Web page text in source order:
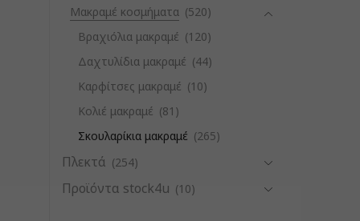
Μακραμέ κοσμήματα (520)
Βραχιόλια μακραμέ (120)
Δαχτυλίδια μακραμέ (44)
Καρφίτσες μακραμέ (10)
Κολιέ μακραμέ (81)
Σκουλαρίκια μακραμέ (265)
Πλεκτά (254)
Προϊόντα stock4u (10)